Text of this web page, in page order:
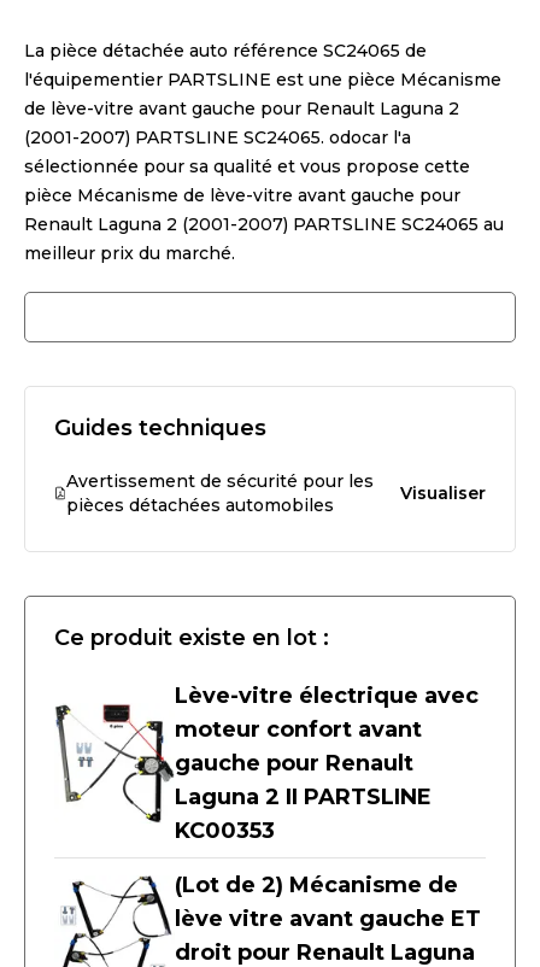
La pièce détachée auto référence SC24065 de
l'équipementier PARTSLINE est une pièce Mécanisme
de lève-vitre avant gauche pour Renault Laguna 2
(2001-2007) PARTSLINE SC24065. odocar l'a
sélectionnée pour sa qualité et vous propose cette
pièce Mécanisme de lève-vitre avant gauche pour
Renault Laguna 2 (2001-2007) PARTSLINE SC24065 au
meilleur prix du marché.
Guides techniques
Avertissement de sécurité pour les
pièces détachées automobiles
Visualiser
Ce produit existe en lot :
Lève-vitre électrique avec
moteur confort avant
gauche pour Renault
Laguna 2 II PARTSLINE
KC00353
(Lot de 2) Mécanisme de
lève vitre avant gauche ET
droit pour Renault Laguna